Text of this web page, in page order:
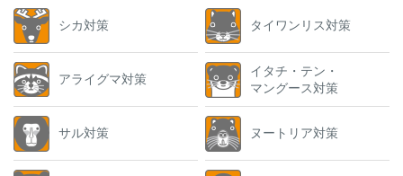
シカ対策
アライグマ対策
サル対策
タイワンリス対策
イタチ・テン・
マングース対策
ヌートリア対策